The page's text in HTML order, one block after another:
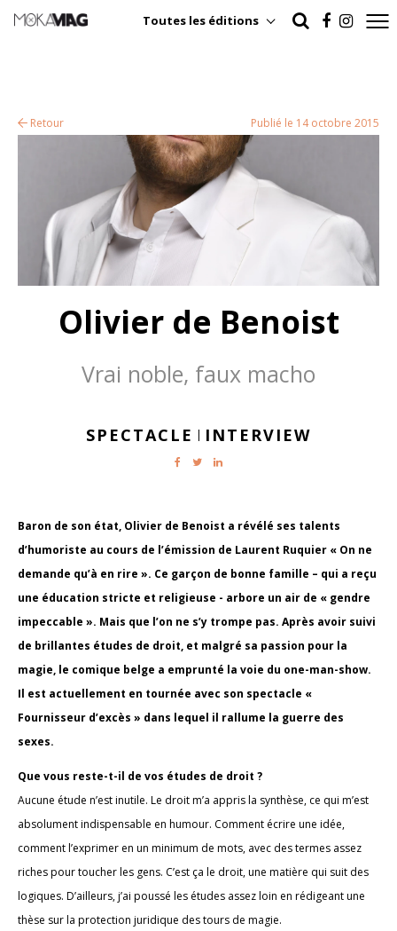
Toutes les éditions
Retour Publié le 14 octobre 2015
Olivier de Benoist
Vrai noble, faux macho
SPECTACLE | INTERVIEW
Baron de son état, Olivier de Benoist a révélé ses talents
d’humoriste au cours de l’émission de Laurent Ruquier « On ne
demande qu’à en rire ». Ce garçon de bonne famille – qui a reçu
une éducation stricte et religieuse - arbore un air de « gendre
impeccable ». Mais que l’on ne s’y trompe pas. Après avoir suivi
de brillantes études de droit, et malgré sa passion pour la
magie, le comique belge a emprunté la voie du one-man-show.
Il est actuellement en tournée avec son spectacle «
Fournisseur d’excès » dans lequel il rallume la guerre des
sexes.
Que vous reste-t-il de vos études de droit ?
Aucune étude n’est inutile. Le droit m’a appris la synthèse, ce qui m’est
absolument indispensable en humour. Comment écrire une idée,
comment l’exprimer en un minimum de mots, avec des termes assez
riches pour toucher les gens. C’est ça le droit, une matière qui suit des
logiques. D’ailleurs, j’ai poussé les études assez loin en rédigeant une
thèse sur la protection juridique des tours de magie.